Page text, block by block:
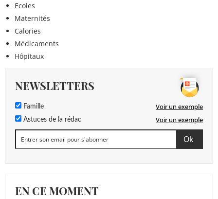
Ecoles
Maternités
Calories
Médicaments
Hôpitaux
NEWSLETTERS
Famille Voir un exemple
Astuces de la rédac Voir un exemple
EN CE MOMENT